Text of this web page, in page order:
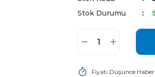
Stok Durumu
Fiyatı Düşünce Haber